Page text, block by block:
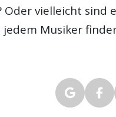
Oder vielleicht sind
Musiker